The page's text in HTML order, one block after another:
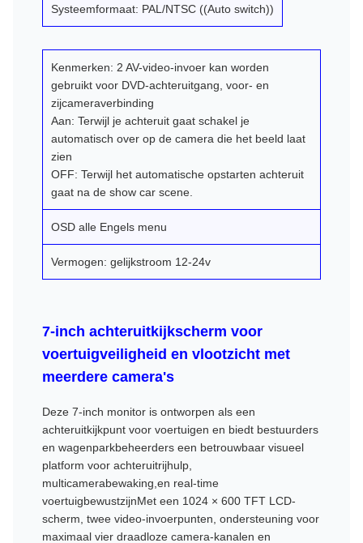
Systeemformaat: PAL/NTSC ((Auto switch))
Kenmerken: 2 AV-video-invoer kan worden
gebruikt voor DVD-achteruitgang, voor- en
zijcameraverbinding
Aan: Terwijl je achteruit gaat schakel je
automatisch over op de camera die het beeld laat
zien
OFF: Terwijl het automatische opstarten achteruit
gaat na de show car scene.
OSD alle Engels menu
Vermogen: gelijkstroom 12-24v
7-inch achteruitkijkscherm voor
voertuigveiligheid en vlootzicht met
meerdere camera's
Deze 7-inch monitor is ontworpen als een
achteruitkijkpunt voor voertuigen en biedt bestuurders
en wagenparkbeheerders een betrouwbaar visueel
platform voor achteruitrijhulp,
multicamerabewaking,en real-time
voertuigbewustzijnMet een 1024 × 600 TFT LCD-
scherm, twee video-invoerpunten, ondersteuning voor
maximaal vier draadloze camera-kanalen en